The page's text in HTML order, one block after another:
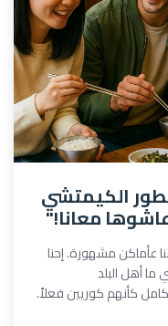
الكيمتشي
معانا!"
عأماكن مشهورة. إحنا
ما أهل البلد
كامل كأنهم كوريين فعلاً.